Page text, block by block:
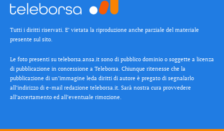
Tutti i diritti riservati. E’ vietata la riproduzione anche parziale del materiale
presente sul sito.
Le foto presenti su teleborsa.ansa.it sono di pubblico dominio o soggette a licenza
di pubblicazione in concessione a Teleborsa. Chiunque ritenesse che la
pubblicazione di un’immagine leda diritti di autore è pregato di segnalarlo
all’indirizzo di e-mail redazione teleborsa.it. Sarà nostra cura provvedere
all’accertamento ed all’eventuale rimozione.